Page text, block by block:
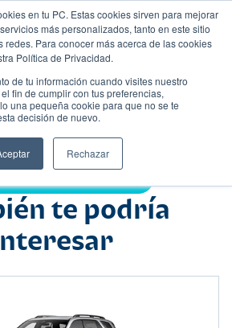
en tu PC. Estas cookies sirven para mejorar
más personalizados, tanto en este sitio
redes. Para conocer más acerca de las cookies
Política de Privacidad.
de tu información cuando visites nuestro
fin de cumplir con tus preferencias,
una pequeña cookie para que no se te
decisión de nuevo.
Rechazar
te podría